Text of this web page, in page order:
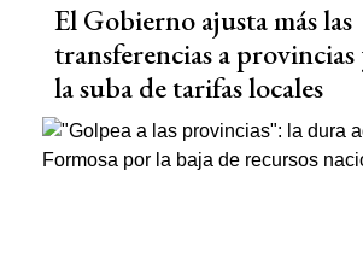
El Gobierno ajusta más las
transferencias a
la suba de tarifas locales